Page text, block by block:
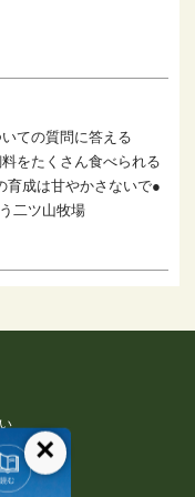
ての質問に答える
をたくさん食べられる
育成は甘やかさないで●
二ツ山牧場
×